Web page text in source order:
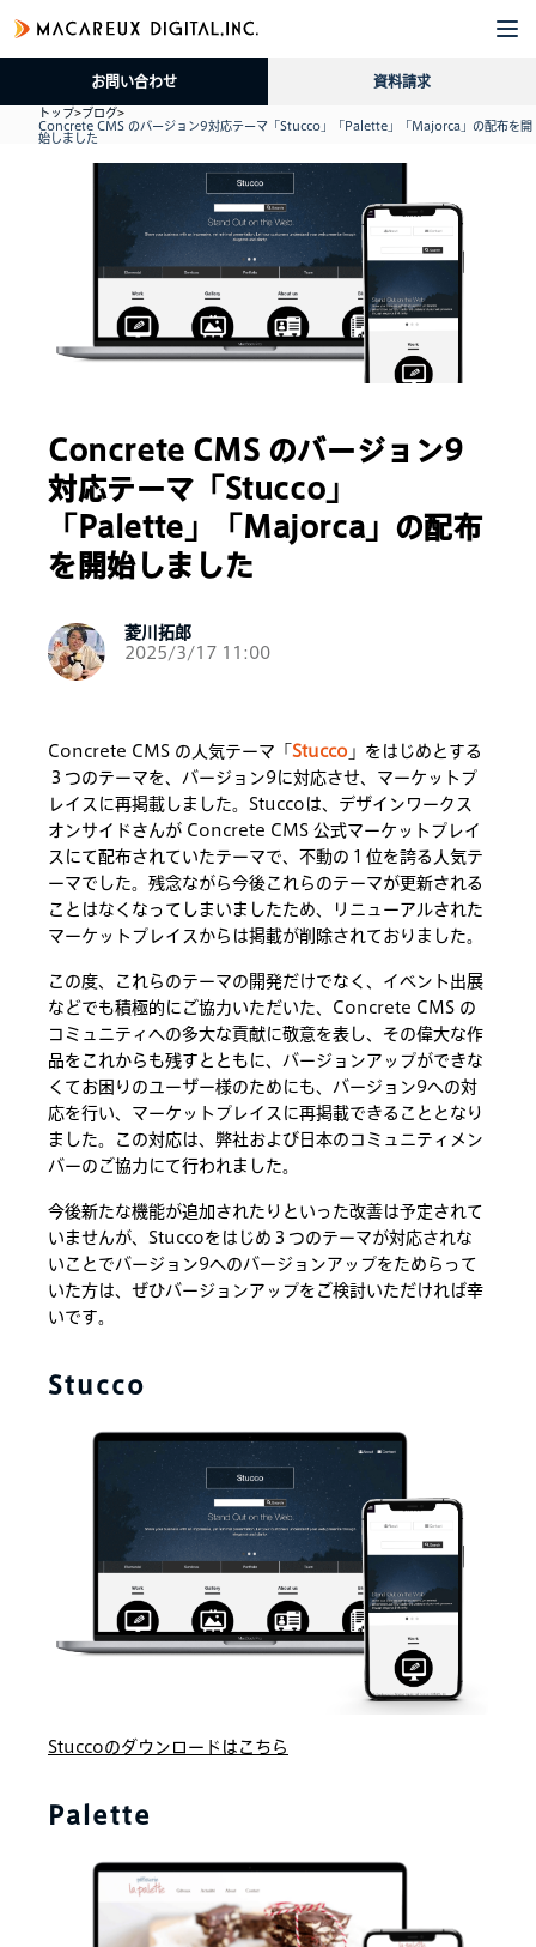
お問い合わせ 資料請求
トップ>ブログ>
Concrete CMS のバージョン9対応テーマ「Stucco」「Palette」「Majorca」の配布を開
始しました
Concrete CMS のバージョン9
対応テーマ「Stucco」
「Palette」「Majorca」の配布
を開始しました
菱川拓郎
2025/3/17 11:00
Concrete CMS の人気テーマ「 Stucco 」をはじめとする
３つのテーマを、バージョン9に対応させ、マーケットプ
レイスに再掲載しました。Stuccoは、デザインワークス
オンサイドさんが Concrete CMS 公式マーケットプレイ
スにて配布されていたテーマで、不動の１位を誇る人気テ
ーマでした。残念ながら今後これらのテーマが更新される
ことはなくなってしまいましたため、リニューアルされた
マーケットプレイスからは掲載が削除されておりました。
この度、これらのテーマの開発だけでなく、イベント出展
などでも積極的にご協力いただいた、Concrete CMS の
コミュニティへの多大な貢献に敬意を表し、その偉大な作
品をこれからも残すとともに、バージョンアップができな
くてお困りのユーザー様のためにも、バージョン9への対
応を行い、マーケットプレイスに再掲載できることとなり
ました。この対応は、弊社および日本のコミュニティメン
バーのご協力にて行われました。
今後新たな機能が追加されたりといった改善は予定されて
いませんが、Stuccoをはじめ３つのテーマが対応されな
いことでバージョン9へのバージョンアップをためらって
いた方は、ぜひバージョンアップをご検討いただければ幸
いです。
Stucco
Stuccoのダウンロードはこちら
Palette